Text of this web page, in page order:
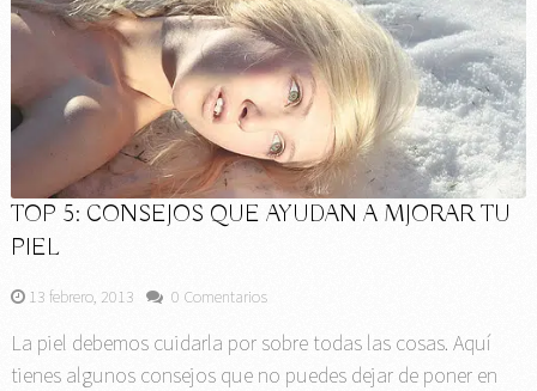
TOP 5: CONSEJOS QUE AYUDAN A MJORAR TU
PIEL
13 febrero, 2013 0 Comentarios
La piel debemos cuidarla por sobre todas las cosas. Aquí
tienes algunos consejos que no puedes dejar de poner en